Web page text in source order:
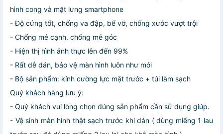
hình cong và mặt lưng smartphone
- Độ cứng tốt, chống va đập, bể vỡ, chống xước vượt trội
- Chống mẻ cạnh, chống mẻ góc
- Hiện thị hình ảnh thực lên đến 99%
- Rất dễ dán, bảo vệ màn hình luôn như mới
- Bộ sản phẩm: kính cường lực mặt trước + túi làm sạch
Quý khách hàng lưu ý:
- Quý khách vui lòng chọn đúng sản phẩm cần sử dụng giúp.
- Vệ sinh màn hình thật sạch trước khi dán ( dùng miếng 1 lau